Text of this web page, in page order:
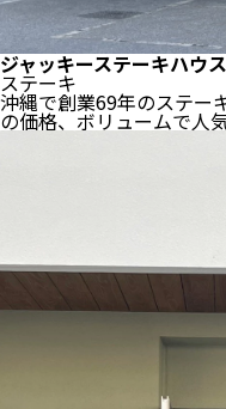
ジャッキーステーキハウス
ステーキ
沖縄で創業69年のステー
の価格、ボリュームで人